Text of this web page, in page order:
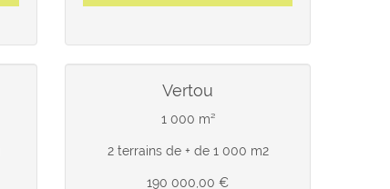
vertou
1 000 m²
2 terrains de + de 1 000 m2
190 000,00 €